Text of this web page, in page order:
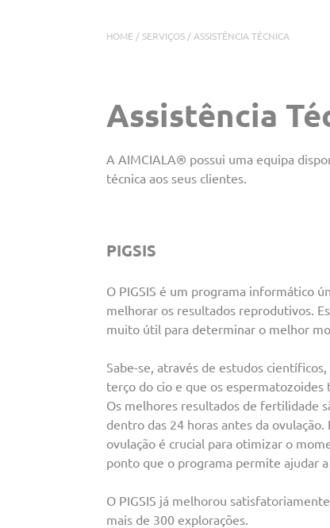
HOME / SERVIÇOS / ASSISTÊNCIA TÉCNICA
Assistência
A AIMCIALA® possui uma equipa
técnica aos seus clientes.
PIGSIS
O PIGSIS é um programa informático
melhorar os resultados reprodutivos.
muito útil para determinar o melhor
Sabe-se, através de estudos
terço do cio e que os
Os melhores resultados de fertilidade
dentro das 24 horas antes da
ovulação é crucial para otimizar o
ponto que o programa permite ajudar
O PIGSIS já melhorou
mais de 300 explorações.